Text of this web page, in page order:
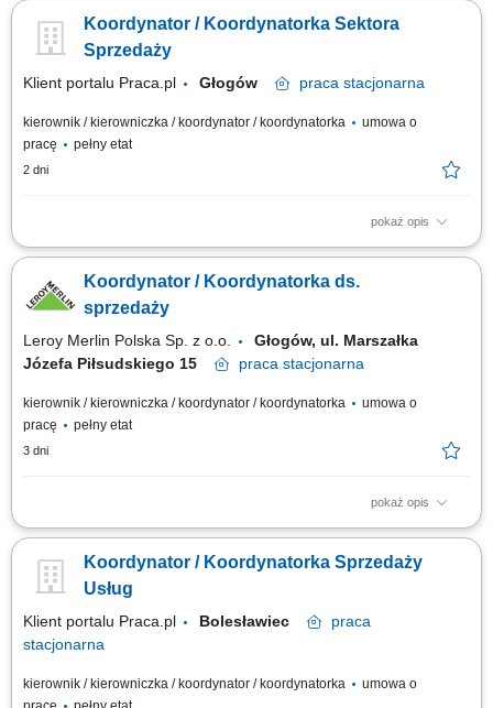
kompetencji członków zespołu. Rozwiązywanie bieżących problemów
operacyjnych oraz obsługa eskalacji zgłaszanych przez klientów. Dbanie
Koordynator / Koordynatorka Sektora
Sprzedaży
Klient portalu Praca.pl Głogów praca stacjonarna
kierownik / kierowniczka / koordynator / koordynatorka
umowa o
pracę
pełny etat
2 dni
pokaż opis
Zarządzanie codzienną pracą zespołu doradców oraz wsparcie ich w
handlowych w podległym obszarze. Bezpośrednia obsługa kupujących
oraz dobór rozwiązań produktowych do ich potrzeb. Nadzór nad
Koordynator / Koordynatorka ds.
sprzedaży
Leroy Merlin Polska Sp. z o.o.
Głogów, ul. Marszałka
Józefa Piłsudskiego 15
praca stacjonarna
kierownik / kierowniczka / koordynator / koordynatorka
umowa o
pracę
pełny etat
3 dni
pokaż opis
Jakie zadania na Ciebie czekają? koordynowanie pracy zespołu
sprzedażowych/ekonomicznych w podległym dziale/sektorze; aktywna
sprzedaż produktów i usług, dostosowana do indywidualnych potrzeb
Koordynator / Koordynatorka Sprzedaży
Usług
Klient portalu Praca.pl Bolesławiec
praca
stacjonarna
kierownik / kierowniczka / koordynator / koordynatorka
umowa o